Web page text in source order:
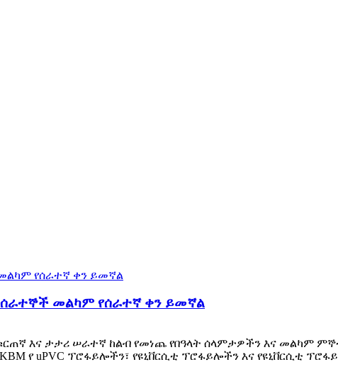
ሰራተኞች መልካም የሰራተኛ ቀን ይመኛል
እና ታታሪ ሠራተኛ ከልብ የመነጨ የበዓላት ሰላምታዎችን እና መልካም
የ uPVC ፕሮፋይሎችን፣ የዩኒቨርሲቲ ፕሮፋይሎችን እና የዩኒቨርሲቲ